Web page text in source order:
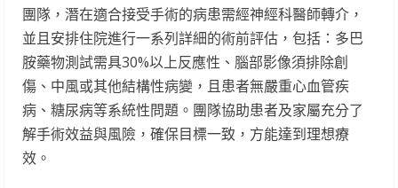
團隊，潛在適合接受手術的病患需經神經科醫師轉介，
並且安排住院進行一系列詳細的術前評估，包括：多巴
胺藥物測試需具30%以上反應性、腦部影像須排除創
傷、中風或其他結構性病變，且患者無嚴重心血管疾
病、糖尿病等系統性問題。團隊協助患者及家屬充分了
解手術效益與風險，確保目標一致，方能達到理想療
效。